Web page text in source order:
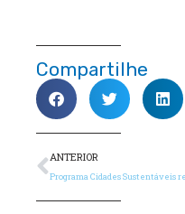
Compartilhe
Anterior
ANTERIOR